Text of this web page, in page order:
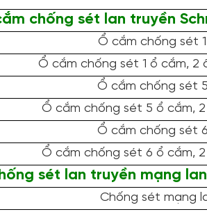
chống sét lan truyền
Ổ cắm chống sét 1
Ổ cắm chống sét 1 ổ cắm, 2
Ổ cắm chống sét
Ổ cắm chống sét 5 ổ cắm, 2
Ổ cắm chống sét
Ổ cắm chống sét 6 ổ cắm, 2
sét lan truyền mạng
Chống sét mạng